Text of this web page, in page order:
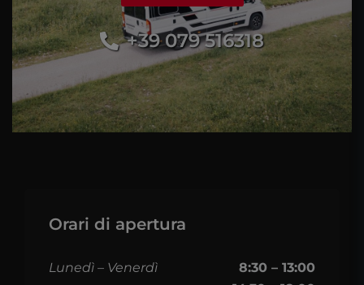
+39 079 516318
Orari di apertura
Lunedì – Venerdì
8:30 – 13:00